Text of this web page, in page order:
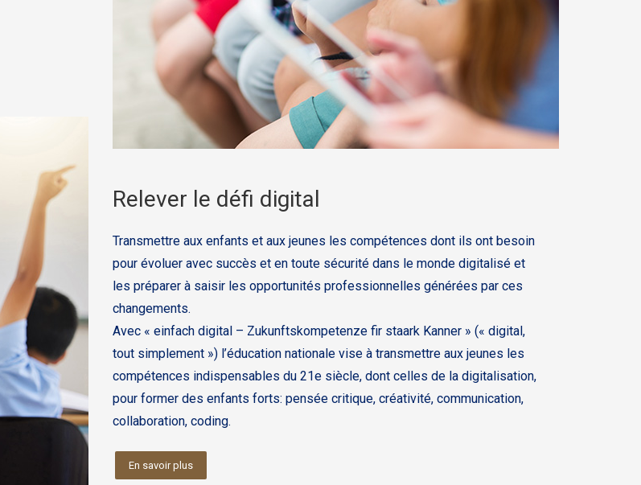
Relever le défi digital
Transmettre aux enfants et aux jeunes les compétences dont ils ont besoin
pour évoluer avec succès et en toute sécurité dans le monde digitalisé et
les préparer à saisir les opportunités professionnelles générées par ces
changements.
Avec « einfach digital – Zukunftskompetenze fir staark Kanner » (« digital,
tout simplement ») l’éducation nationale vise à transmettre aux jeunes les
compétences indispensables du 21e siècle, dont celles de la digitalisation,
pour former des enfants forts: pensée critique, créativité, communication,
collaboration, coding.
En savoir plus